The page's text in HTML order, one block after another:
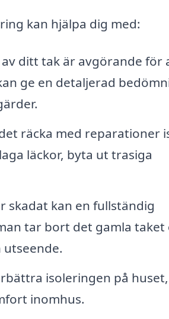
kan hjälpa dig med:
ditt tak är avgörande för
ge en detaljerad
räcka med reparationer
läckor, byta ut trasiga
skadat kan en fullständig
tar bort det gamla taket
isoleringen på huset,
inomhus.